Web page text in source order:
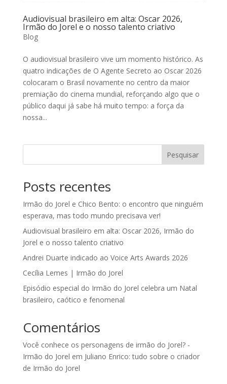
Audiovisual brasileiro em alta: Oscar 2026,
Irmão do Jorel e o nosso talento criativo
Blog
O audiovisual brasileiro vive um momento histórico. As
quatro indicações de O Agente Secreto ao Oscar 2026
colocaram o Brasil novamente no centro da maior
premiação do cinema mundial, reforçando algo que o
público daqui já sabe há muito tempo: a força da
nossa...
Pesquisar
Posts recentes
Irmão do Jorel e Chico Bento: o encontro que ninguém
esperava, mas todo mundo precisava ver!
Audiovisual brasileiro em alta: Oscar 2026, Irmão do
Jorel e o nosso talento criativo
Andrei Duarte indicado ao Voice Arts Awards 2026
Cecília Lemes | Irmão do Jorel
Episódio especial do Irmão do Jorel celebra um Natal
brasileiro, caótico e fenomenal
Comentários
Você conhece os personagens de irmão do Jorel? -
Irmão do Jorel em Juliano Enrico: tudo sobre o criador
de Irmão do Jorel